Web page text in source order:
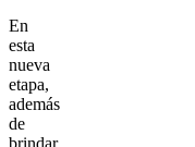
En
esta
nueva
etapa,
además
de